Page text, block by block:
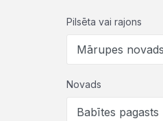
Pilsēta vai rajons
Novads